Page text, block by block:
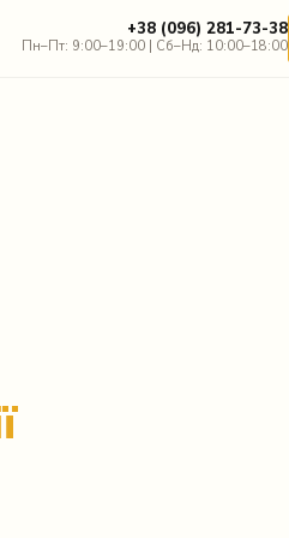
+38 (096) 281-73-38
Пн–Пт: 9:00–19:00 | Сб–Нд: 10:00–18:00